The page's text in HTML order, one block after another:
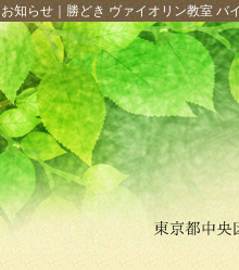
お知らせ｜勝どき ヴァイオリン教室 バ